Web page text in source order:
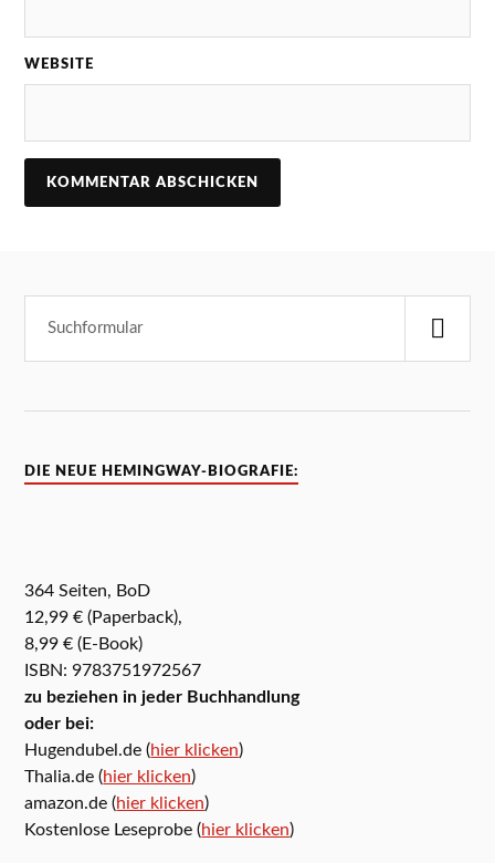
WEBSITE
DIE NEUE HEMINGWAY-BIOGRAFIE:
364 Seiten, BoD
12,99 € (Paperback),
8,99 € (E-Book)
ISBN: 9783751972567
zu beziehen in jeder Buchhandlung
oder bei:
Hugendubel.de (hier klicken)
Thalia.de (hier klicken)
amazon.de (hier klicken)
Kostenlose Leseprobe (hier klicken)